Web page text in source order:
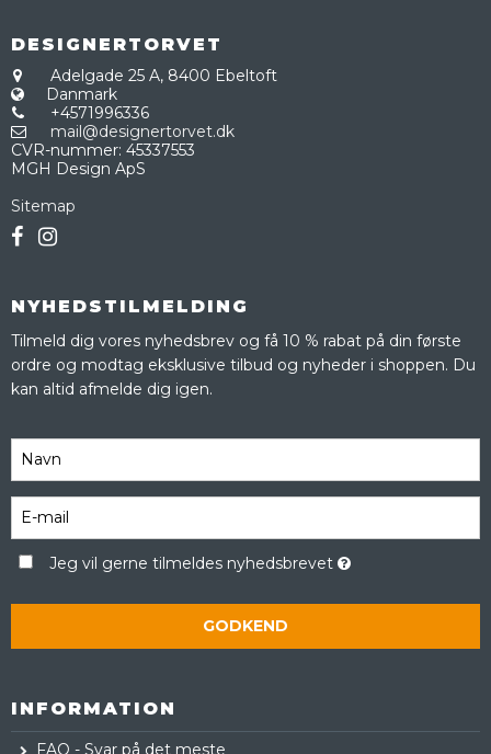
DESIGNERTORVET
Adelgade 25 A, 8400 Ebeltoft
Danmark
+4571996336
mail@designertorvet.dk
CVR-nummer: 45337553
MGH Design ApS
Sitemap
NYHEDSTILMELDING
Tilmeld dig vores nyhedsbrev og få 10 % rabat på din første
ordre og modtag eksklusive tilbud og nyheder i shoppen. Du
kan altid afmelde dig igen.
Jeg vil gerne tilmeldes nyhedsbrevet
GODKEND
INFORMATION
FAQ - Svar på det meste